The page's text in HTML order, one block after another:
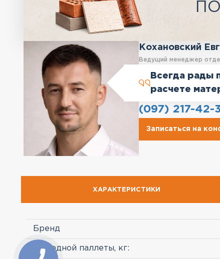
Кохановский
Ведущий менеджер
Всегда рады
расчете
(097) 217-42-
Записаться на
ХАРАКТЕРИСТИКИ
Бренд
Вес одной паллеты, кг: